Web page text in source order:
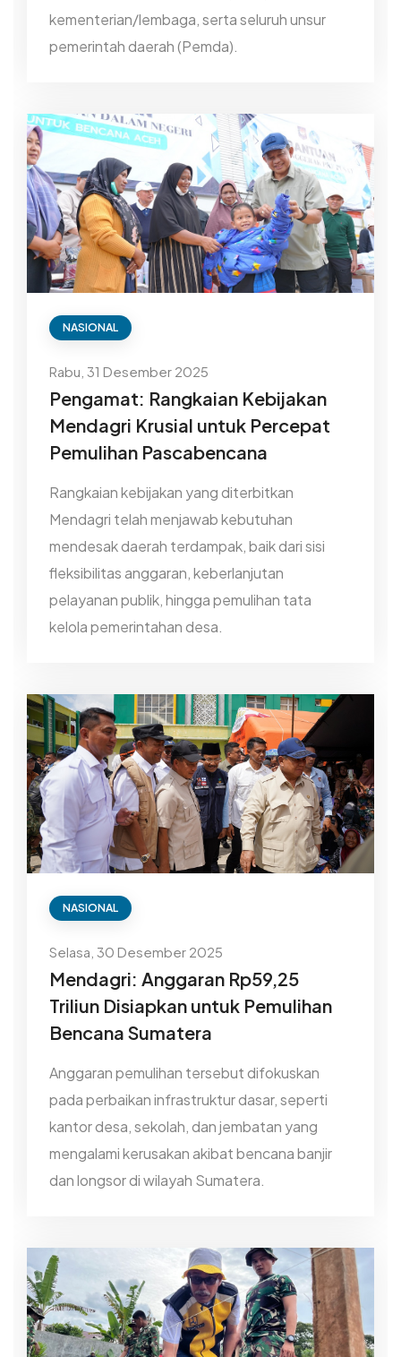
kementerian/lembaga, serta seluruh unsur
pemerintah daerah (Pemda).
NASIONAL
Rabu, 31 Desember 2025
Pengamat: Rangkaian Kebijakan
Mendagri Krusial untuk Percepat
Pemulihan Pascabencana
Rangkaian kebijakan yang diterbitkan
Mendagri telah menjawab kebutuhan
mendesak daerah terdampak, baik dari sisi
fleksibilitas anggaran, keberlanjutan
pelayanan publik, hingga pemulihan tata
kelola pemerintahan desa.
NASIONAL
Selasa, 30 Desember 2025
Mendagri: Anggaran Rp59,25
Triliun Disiapkan untuk Pemulihan
Bencana Sumatera
Anggaran pemulihan tersebut difokuskan
pada perbaikan infrastruktur dasar, seperti
kantor desa, sekolah, dan jembatan yang
mengalami kerusakan akibat bencana banjir
dan longsor di wilayah Sumatera.